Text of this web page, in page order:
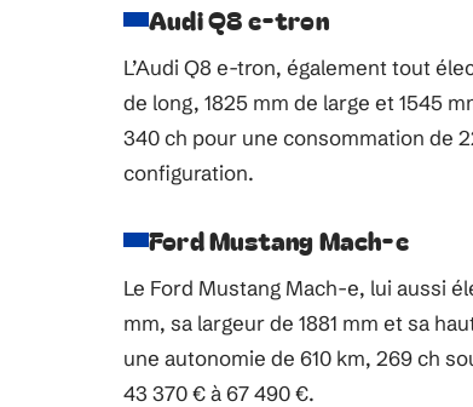
Audi Q8 e-tron
L’Audi Q8 e-tron, également tout
de long, 1825 mm de large et 1545
340 ch pour une consommation de
configuration.
Ford Mustang Mach-e
Le Ford Mustang Mach-e, lui aussi
mm, sa largeur de 1881 mm et sa
une autonomie de 610 km, 269 ch
43 370 € à 67 490 €.